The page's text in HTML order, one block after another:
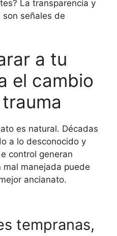
La transparencia y
señales de
a tu
el cambio
es natural. Décadas
a lo desconocido y
control generan
mal manejada puede
ancianato.
tempranas,